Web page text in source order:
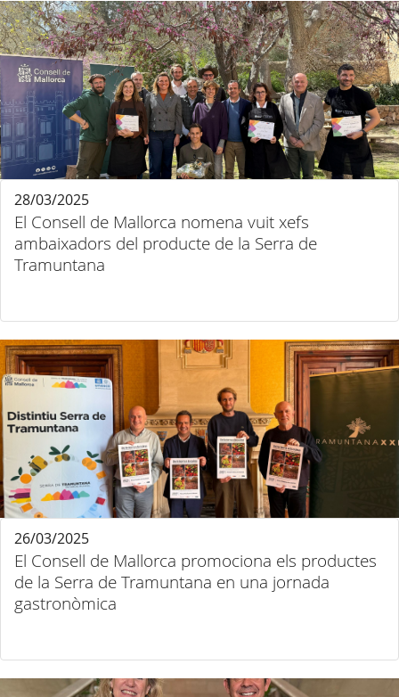
El Consell de Mallorca nomena vuit xefs
ambaixadors del producte de la Serra de
Tramuntana
28/03/2025
El Consell de Mallorca promociona els productes
de la Serra de Tramuntana en una jornada
gastronòmica
26/03/2025